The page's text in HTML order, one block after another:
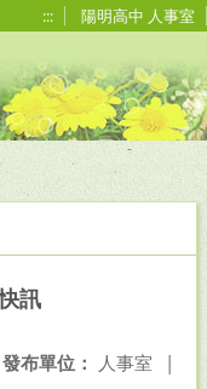
::: 陽明高中 人事室
訊
發布單位： 人事室 |